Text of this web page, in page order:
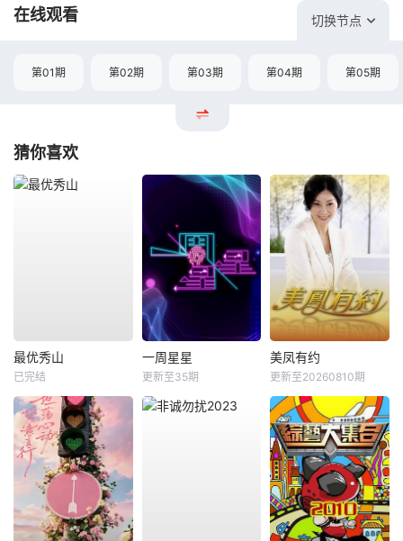
在线观看 切换节点
第01期 第02期 第03期 第04期 第05期
猜你喜欢
最优秀山
已完结
一周星星
更新至35期
美凤有约
更新至20260810期